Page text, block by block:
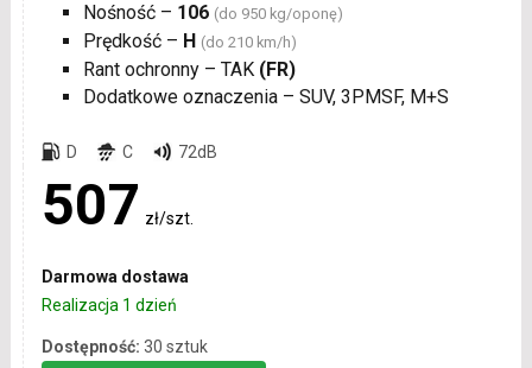
Nośność – 106 (do 950 kg/oponę)
Prędkość – H (do 210 km/h)
Rant ochronny – TAK (FR)
Dodatkowe oznaczenia – SUV, 3PMSF, M+S
D C 72dB
507 zł/szt.
Darmowa dostawa
Realizacja 1 dzień
Dostępność: 30 sztuk